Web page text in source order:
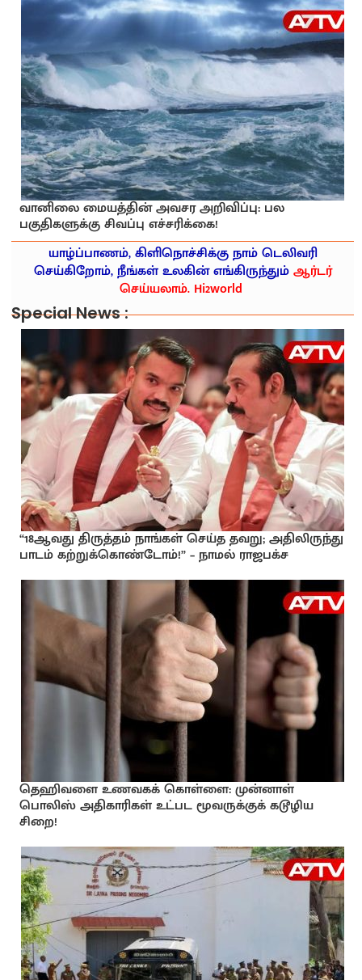
வானிலை மையத்தின் அவசர அறிவிப்பு: பல
பகுதிகளுக்கு சிவப்பு எச்சரிக்கை!
யாழ்ப்பாணம், கிளிநொச்சிக்கு நாம் டெலிவரி
செய்கிறோம், நீங்கள் உலகின் எங்கிருந்தும்ஆர்டர்
செய்யலாம். Hi2world
Special News :
“18ஆவது திருத்தம் நாங்கள் செய்த தவறு; அதிலிருந்து
பாடம் கற்றுக்கொண்டோம்!” – நாமல் ராஜபக்ச
தெஹிவளை உணவகக் கொள்ளை: முன்னாள்
பொலிஸ் அதிகாரிகள் உட்பட மூவருக்குக் கடூழிய
சிறை!